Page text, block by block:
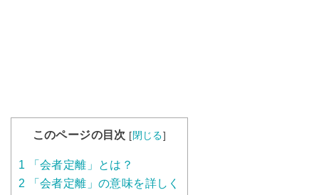
このページの目次 [閉じる]
1 「会者定離」とは？
2 「会者定離」の意味を詳しく